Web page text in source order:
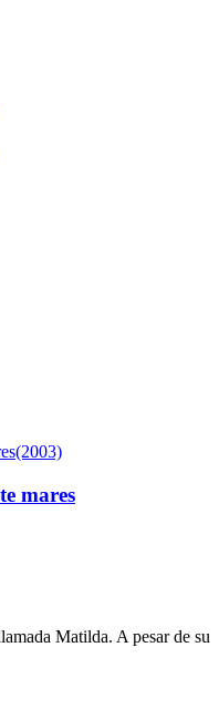
(2003)
mares
Matilda. A pesar de su